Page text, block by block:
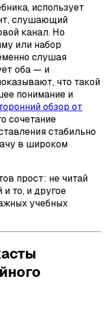
использует
слушающий
канал. Но
или набор
слушая
оба — и
что такой
понимание и
обзор от
сочетание
стабильно
в широком
прост: не читай
то, и другое
учебных